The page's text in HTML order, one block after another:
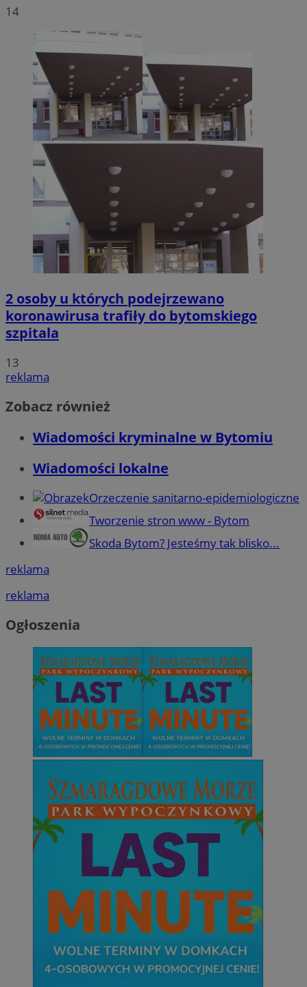
14
2 osoby u których podejrzewano
koronawirusa trafiły do bytomskiego
szpitala
13
reklama
Zobacz również
Wiadomości kryminalne w Bytomiu
Wiadomości lokalne
Orzeczenie sanitarno-epidemiologiczne
Tworzenie stron www - Bytom
Skoda Bytom? Jesteśmy tak blisko...
reklama
reklama
Ogłoszenia